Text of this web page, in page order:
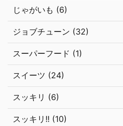
じゃがいも (6)
ジョブチューン (32)
スーパーフード (1)
スイーツ (24)
スッキリ (6)
スッキリ!! (10)